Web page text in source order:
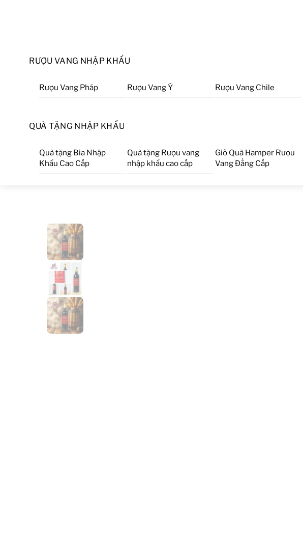
RƯỢU VANG NHẬP KHẨU
Rượu Vang Pháp Rượu Vang Ý Rượu Vang Chile
QUÀ TẶNG NHẬP KHẨU
Quà tặng Bia Nhập
Khẩu Cao Cấp
Quà tặng Rượu vang
nhập khẩu cao cấp
Giỏ Quà Hamper Rượu
Vang Đẳng Cấp